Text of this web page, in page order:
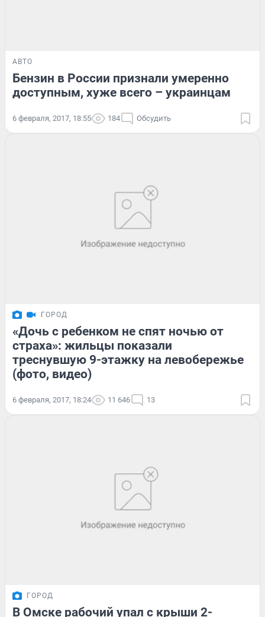
АВТО
Бензин в России признали умеренно
доступным, хуже всего – украинцам
6 февраля, 2017, 18:55 184 Обсудить
ГОРОД
«Дочь с ребенком не спят ночью от
страха»: жильцы показали
треснувшую 9-этажку на левобережье
(фото, видео)
6 февраля, 2017, 18:24 11 646 13
ГОРОД
В Омске рабочий упал с крыши 2-